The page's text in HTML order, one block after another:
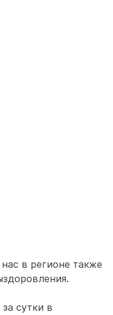
в регионе также
сутки в